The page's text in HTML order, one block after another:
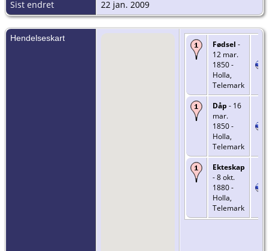
Sist endret
22 jan. 2009
Hendelseskart
Fødsel -
12 mar.
1850 -
Holla,
Telemark
Dåp - 16
mar.
1850 -
Holla,
Telemark
Ekteskap
- 8 okt.
1880 -
Holla,
Telemark